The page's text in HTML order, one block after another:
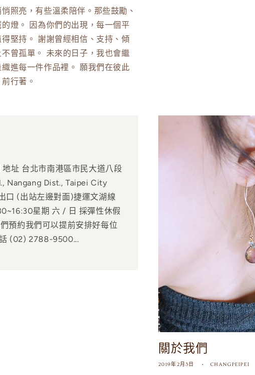
照亮，有些溫柔陪伴。那些鼓勵、
燈。 因為你們的出現，每一個平
堅持。 謝謝曾經相信、支持、傾
曾孤單。 未來的日子，我也會繼
進每一件作品裡。 願我們在彼此
行著。
址 台北市南港區市民大道八段
Nangang Dist., Taipei City
口 (出站左邊對面)捷運文湖線
星期 六 / 日 採彈性休假
預約我們可以提前安排好每位
(02) 2788-9500...
關於我們
2019年2月3日 CHANGPEIPEI